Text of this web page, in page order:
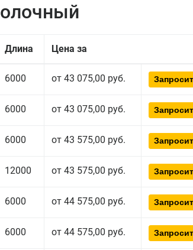
Длина Цена за
6000 от 43 075,00 руб.
6000 от 43 075,00 руб.
6000 от 43 575,00 руб.
12000 от 43 575,00 руб.
6000 от 44 575,00 руб.
6000 от 44 575,00 руб.